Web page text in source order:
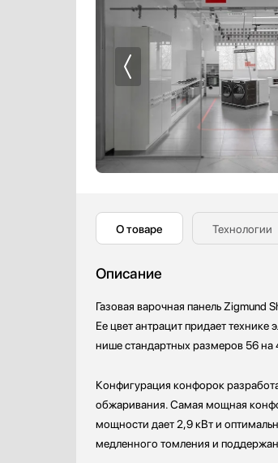
Мясорубки
Обогреватели
Очистители воздуха
Пароварки
Паровые шкафы для одежды
Парогенераторы
Подогреватели
Посуда
Проф. аксессуары
Профессиональные
Пылесосы
Стиральные машины
Сушильные машины
Телевизоры
Тостеры
Restart
Schaub
Siemens
Smeg
V-ZUG
О товаре Технологии
Описание
Газовая варочная панель
Ее цвет антрацит придает
нише стандартных размеров 56 на
Конфигурация конфорок
обжаривания. Самая мощная
мощности дает 2,9 кВт и
медленного томления и